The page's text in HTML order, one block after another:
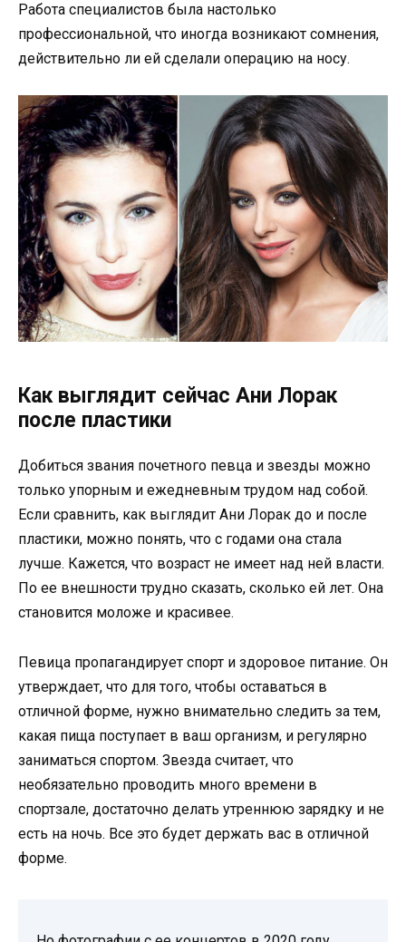
Работа специалистов была настолько
профессиональной, что иногда возникают сомнения,
действительно ли ей сделали операцию на носу.
Как выглядит сейчас Ани Лорак
после пластики
Добиться звания почетного певца и звезды можно
только упорным и ежедневным трудом над собой.
Если сравнить, как выглядит Ани Лорак до и после
пластики, можно понять, что с годами она стала
лучше. Кажется, что возраст не имеет над ней власти.
По ее внешности трудно сказать, сколько ей лет. Она
становится моложе и красивее.
Певица пропагандирует спорт и здоровое питание. Он
утверждает, что для того, чтобы оставаться в
отличной форме, нужно внимательно следить за тем,
какая пища поступает в ваш организм, и регулярно
заниматься спортом. Звезда считает, что
необязательно проводить много времени в
спортзале, достаточно делать утреннюю зарядку и не
есть на ночь. Все это будет держать вас в отличной
форме.